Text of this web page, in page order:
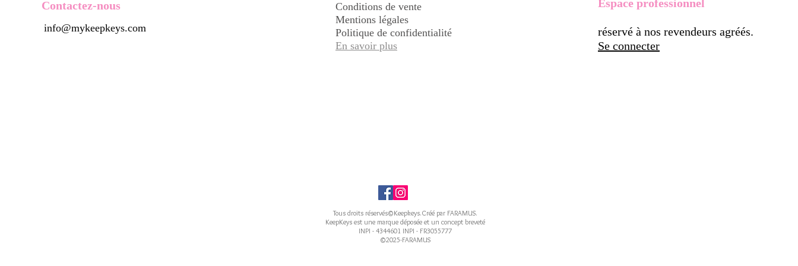
Contactez-nous
info@mykeepkeys.com
Conditions de vente
Mentions légales
Politique de confidentialité
En savoir plus
Espace professionnel
réservé à nos revendeurs agréés.
Se connecter
Tous droits réservés©Keepkeys.Créé par FARAMUS.
KeepKeys est une marque déposée et un concept breveté
INPI - 4344601 INPI - FR3055777
©2025-FARAMUS